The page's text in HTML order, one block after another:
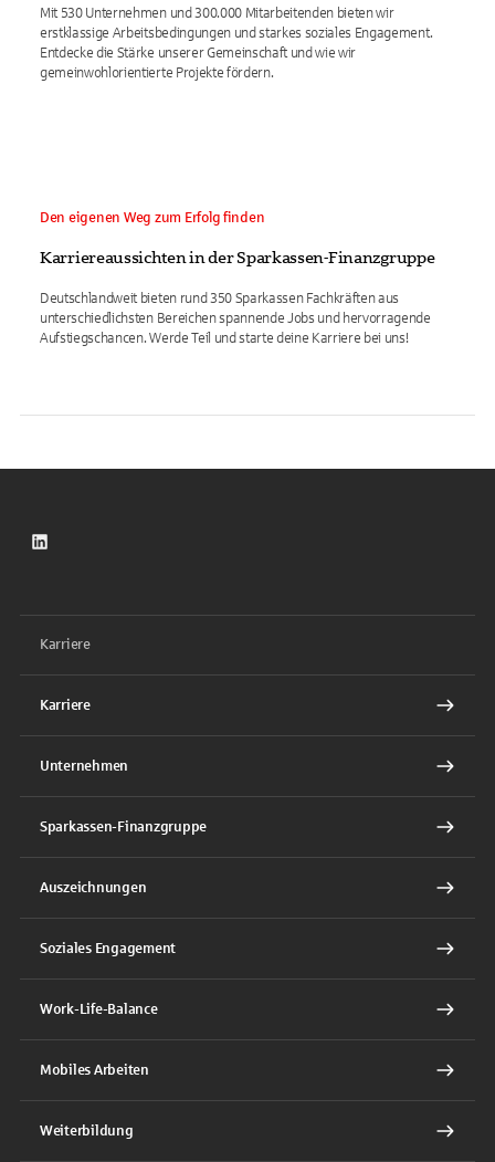
Mit 530 Unternehmen und 300.000 Mitarbeitenden bieten wir
erstklassige Arbeitsbedingungen und starkes soziales Engagement.
Entdecke die Stärke unserer Gemeinschaft und wie wir
gemeinwohlorientierte Projekte fördern.
Den eigenen Weg zum Erfolg finden
Karriereaussichten in der Sparkassen-Finanzgruppe
Deutschlandweit bieten rund 350 Sparkassen Fachkräften aus
unterschiedlichsten Bereichen spannende Jobs und hervorragende
Aufstiegschancen. Werde Teil und starte deine Karriere bei uns!
LinkedIn
Karriere
Karriere
Unternehmen
Sparkassen-Finanzgruppe
Auszeichnungen
Soziales Engagement
Work-Life-Balance
Mobiles Arbeiten
Weiterbildung